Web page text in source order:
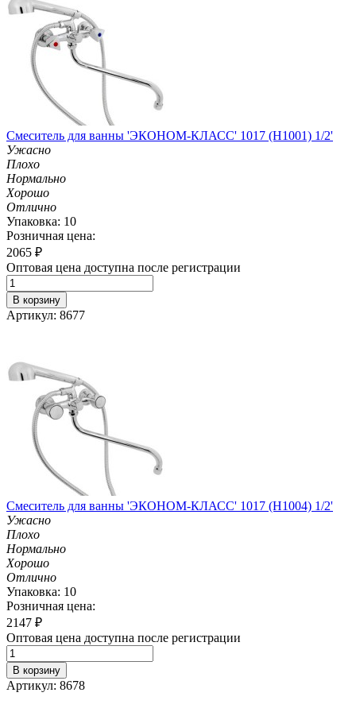
Смеситель для ванны 'ЭКОНОМ-КЛАСС' 1017 (H1001) 1/2'
Ужасно
Плохо
Нормально
Хорошо
Отлично
Упаковка: 10
Розничная цена:
2065 ₽
Оптовая цена доступна после регистрации
В корзину
Артикул: 8677
Смеситель для ванны 'ЭКОНОМ-КЛАСС' 1017 (H1004) 1/2'
Ужасно
Плохо
Нормально
Хорошо
Отлично
Упаковка: 10
Розничная цена:
2147 ₽
Оптовая цена доступна после регистрации
В корзину
Артикул: 8678